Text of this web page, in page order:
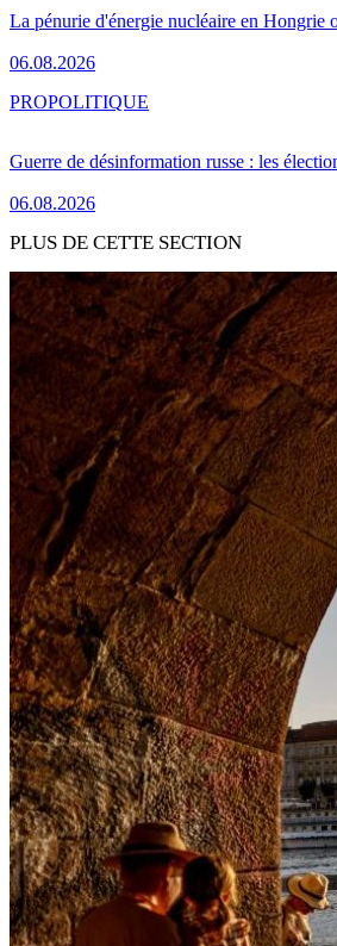
La pénurie d'énergie nucléaire en Hongrie
06.08.2026
Guerre de désinformation russe : les
06.08.2026
PROPOLITIQUE
PLUS DE CETTE SECTION